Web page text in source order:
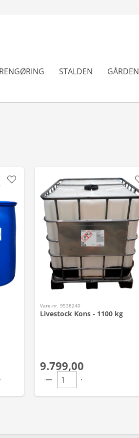
STALDEN GÅRDEN
Vare-nr. 9538240
Livestock Kons - 1100 kg
9.799,00